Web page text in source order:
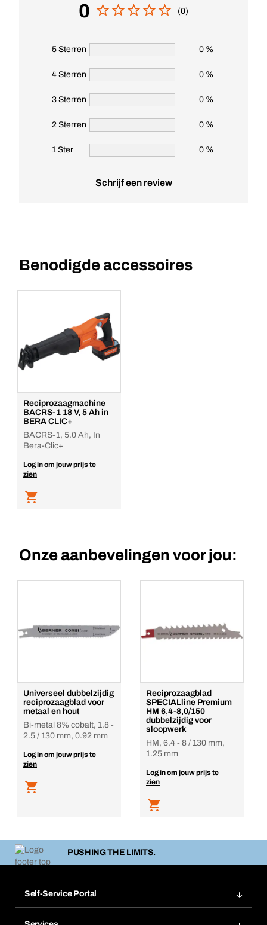
0 (0)
5 Sterren 0 %
4 Sterren 0 %
3 Sterren 0 %
2 Sterren 0 %
1 Ster 0 %
Schrijf een review
Benodigde accessoires
Reciprozaagmachine
BACRS-1 18 V, 5 Ah in
BERA CLIC+
BACRS-1, 5.0 Ah, In
Bera-Clic+
Log in om jouw prijs te
zien
Onze aanbevelingen voor jou:
Universeel dubbelzijdig
reciprozaagblad voor
metaal en hout
Bi-metal 8% cobalt, 1.8 -
2.5 / 130 mm, 0.92 mm
Log in om jouw prijs te
zien
Reciprozaagblad
SPECIALline Premium
HM 6,4-8,0/150
dubbelzijdig voor
sloopwerk
HM, 6.4 - 8 / 130 mm,
1.25 mm
Log in om jouw prijs te
zien
PUSHING THE LIMITS.
Self-Service Portal